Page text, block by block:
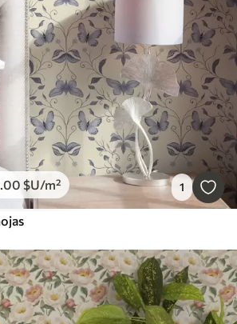
.00 $U/m² 1